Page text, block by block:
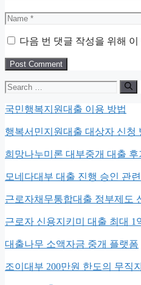
Name
다음 번 댓글 작성을 위해
Search
for:
국민행복지원대출 이용 방법
행복서민지원대출 대상자 신청
희망나누미론 대부중개 대출 후
모네다대부 대출 진행 승인 관
근로자채무통합대출 정부제도
근로자 신용지키미 대출 최대 1
대출나무 소액자금 중개 플랫폼
조이대부 200만원 한도의 무직